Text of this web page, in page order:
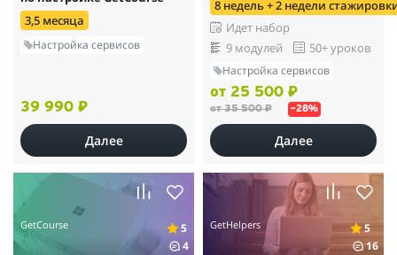
3,5 месяца
Настройка сервисов
39 990 ₽
Далее
8 недель + 2 недели
Идет набор
9 модулей
50+ уроков
Настройка сервисов
от 25 500 ₽
от 35 500 ₽ –28%
Далее
GetCourse
5
4
GetHelpers
5
16